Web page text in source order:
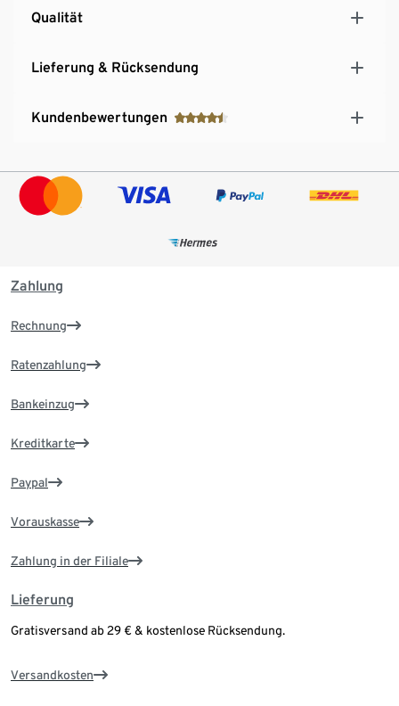
Qualität
Lieferung & Rücksendung
Kundenbewertungen
Zahlung
Rechnung
Ratenzahlung
Bankeinzug
Kreditkarte
Paypal
Vorauskasse
Zahlung in der Filiale
Lieferung
Gratisversand ab 29 € & kostenlose Rücksendung.
Versandkosten